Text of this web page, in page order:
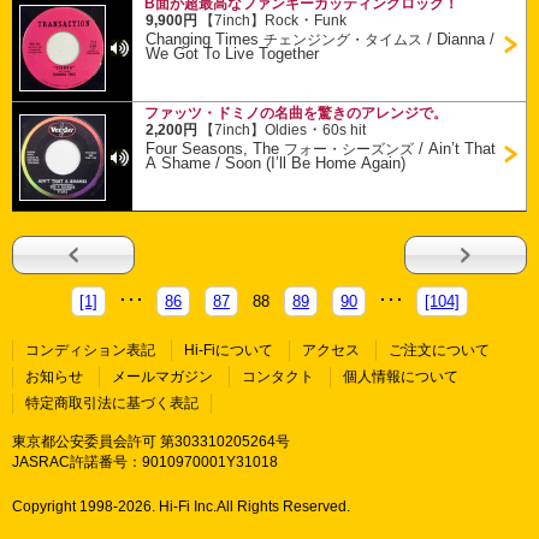
B面が超最高なファンキーカッティングロック！
9,900円
【7inch】 Rock ・ Funk
Changing Timesチェンジング・タイムス / Dianna /
We Got To Live Together
ファッツ・ドミノの名曲を驚きのアレンジで。
2,200円
【7inch】Oldies ・60s hit
Four Seasons, The フォー・シーズンズ /Ain’t That
A Shame / Soon (I’ll Be Home Again)
[1] 86 87 88 89 90 [104]
コンディション表記 Hi-Fiについて アクセス
ご注文について
お知らせ
メールマガジン コンタクト
個人情報について
特定商取引法に基づく表記
東京都公安委員会許可 第303310205264号
JASRAC許諾番号：9010970001Y31018
Copyright 1998-2026. Hi-Fi Inc.All Rights Reserved.